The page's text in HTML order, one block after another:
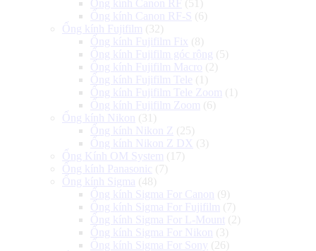
Ống kính Canon RF
(51)
Ống kính Canon RF-S (6)
Ống kính Fujifilm (32)
Ống kính Fujifilm Fix (8)
Ống kính Fujifilm góc rộng (5)
Ống kính Fujifilm Macro (2)
Ống kính Fujifilm Tele (1)
Ống kính Fujifilm Tele Zoom (1)
Ống kính Fujifilm Zoom (6)
Ống kính Nikon
(31)
Ống kính Nikon Z (25)
Ống kính Nikon Z DX (3)
Ống Kính OM System (17)
Ống kính Panasonic (7)
Ống kính Sigma (48)
Ống kính Sigma For Canon
(9)
Ống kính Sigma For Fujifilm (7)
Ống kính Sigma For L-Mount (2)
Ống kính Sigma For Nikon
(3)
Ống kính Sigma For Sony (26)